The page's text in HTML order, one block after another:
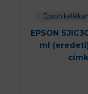
Epson
EPSON
ml